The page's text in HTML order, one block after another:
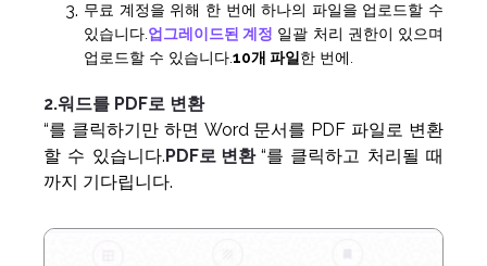
무료 계정을 위해 한 번에 하나의 파일을 업로드할 수
있습니다. 업그레이드된 계정 일괄 처리 권한이 있으며
업로드할 수 있습니다.10개 파일 한 번에.
2.워드를 PDF로 변환
“를 클릭하기만 하면 Word 문서를 PDF 파일로 변환
할 수 있습니다.PDF로 변환 “를 클릭하고 처리될 때
까지 기다립니다.